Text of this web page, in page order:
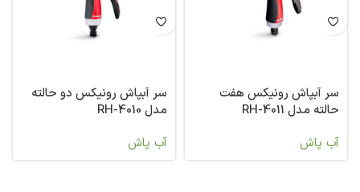
سر آبپاش رونیکس هفت
حالته مدل RH-4011
آب پاش
سر آبپاش رونیکس دو حالته
مدل RH-4010
آب پاش